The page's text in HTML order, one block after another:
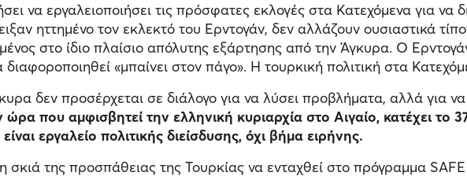
να εργαλειοποιήσει τις πρόσφατες εκλογές στα Κατεχόμενα για
ηττημένο τον εκλεκτό του Ερντογάν, δεν αλλάζουν ουσιαστικά
στο ίδιο πλαίσιο απόλυτης εξάρτησης από την Άγκυρα. Ο
διαφοροποιηθεί «μπαίνει στον πάγο». Η τουρκική πολιτική στα
δεν προσέρχεται σε διάλογο για να λύσει προβλήματα, αλλά για να
ώρα που αμφισβητεί την ελληνική κυριαρχία στο Αιγαίο, κατέχει το
εργαλείο πολιτικής διείσδυσης, όχι βήμα ειρήνης.
σκιά της προσπάθειας της Τουρκίας να ενταχθεί στο πρόγραμμα